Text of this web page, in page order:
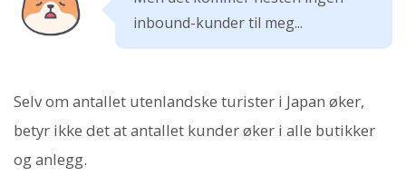
inbound-kunder til meg...
Selv om antallet utenlandske turister i Japan øker,
betyr ikke det at antallet kunder øker i alle butikker
og anlegg.